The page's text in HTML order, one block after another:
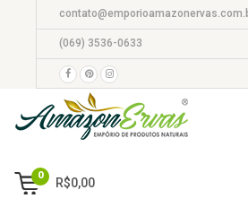
(069) 3536-0633
0
R$0,00